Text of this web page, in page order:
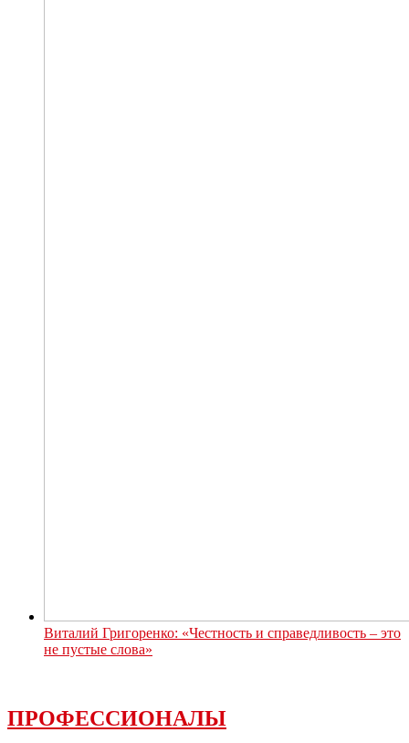
Виталий Григоренко: «Честность и справедливость – это
не пустые слова»
ПРОФЕССИОНАЛЫ